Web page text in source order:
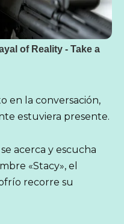
en la conversación,
estuviera presente.
acerca y escucha
«Stacy», el
recorre su